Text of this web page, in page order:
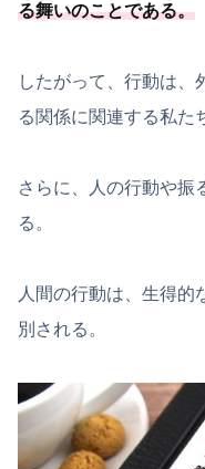
る舞いのことである。
したがって、行動は、
る関係に関連する私た
さらに、人の行動や振
る。
人間の行動は、生得的
別される。